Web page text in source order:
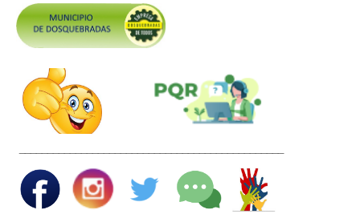
Correo
Conciliación y Daño Antijurídico
Veedurias
Código de Integridad
Gestión del Talento Humano
Derechos Fundamentales
Transparencia
Participa